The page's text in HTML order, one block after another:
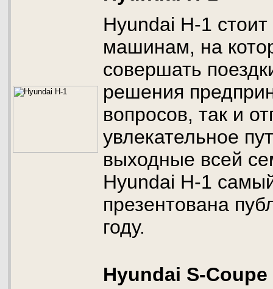
Hyundai H-1
машинам, на
совершать
решения
вопросов, так и
увлекательное
выходные всей
Hyundai H-1
презентована
году.
Hyundai S-Coupe